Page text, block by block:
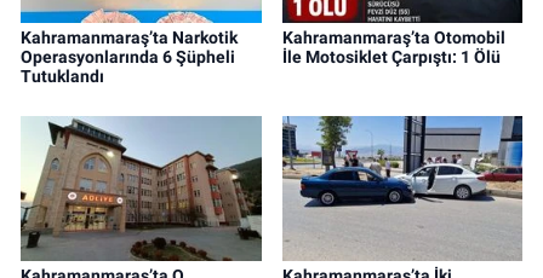
Kahramanmaraş’ta Narkotik
Operasyonlarında 6 Şüpheli
Tutuklandı
Kahramanmaraş’ta Otomobil
İle Motosiklet Çarpıştı: 1 Ölü